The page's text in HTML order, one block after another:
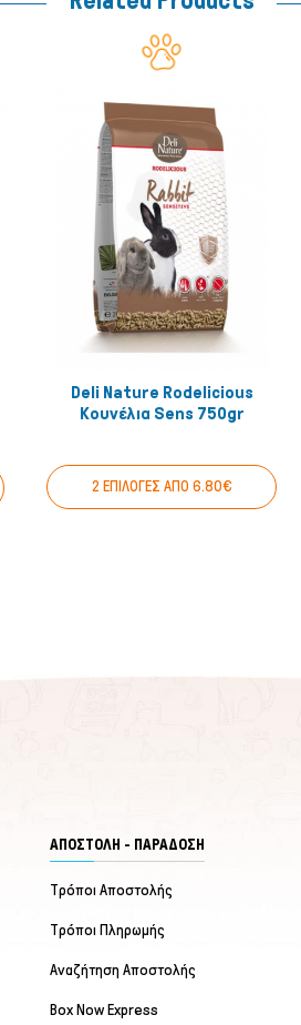
Quick View
Deli Nature Rodelicious
Κουνέλια Sens 750gr
2 ΕΠΙΛΟΓΕΣ ΑΠΟ 6.80€
ΑΠΟΣΤΟΛΗ - ΠΑΡΑΔΟΣΗ
Τρόποι Αποστολής
Τρόποι Πληρωμής
Αναζήτηση Αποστολής
Box Now Express